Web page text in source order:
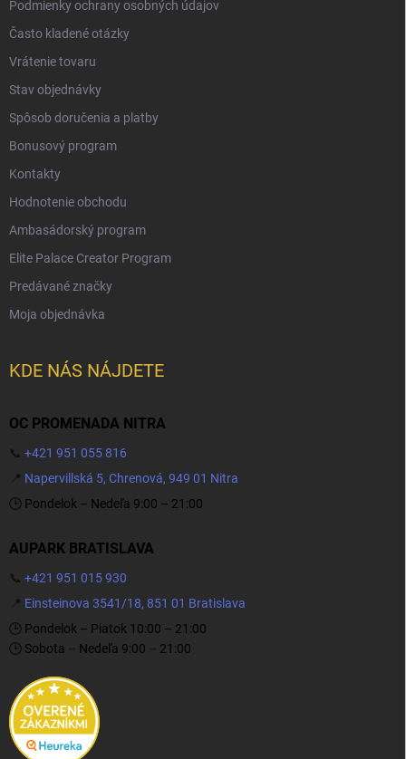
Podmienky ochrany osobných údajov
Často kladené otázky
Vrátenie tovaru
Stav objednávky
Spôsob doručenia a platby
Bonusový program
Kontakty
Hodnotenie obchodu
Ambasádorský program
Elite Palace Creator Program
Predávané značky
Moja objednávka
KDE NÁS NÁJDETE
OC PROMENADA NITRA
📞 +421 951 055 816
📍 Napervillská 5, Chrenová, 949 01 Nitra
🕒 Pondelok – Nedeľa 9:00 – 21:00
AUPARK BRATISLAVA
📞 +421 951 015 930
📍 Einsteinova 3541/18, 851 01 Bratislava
🕒 Pondelok – Piatok 10:00 – 21:00
🕒 Sobota – Nedeľa 9:00 – 21:00